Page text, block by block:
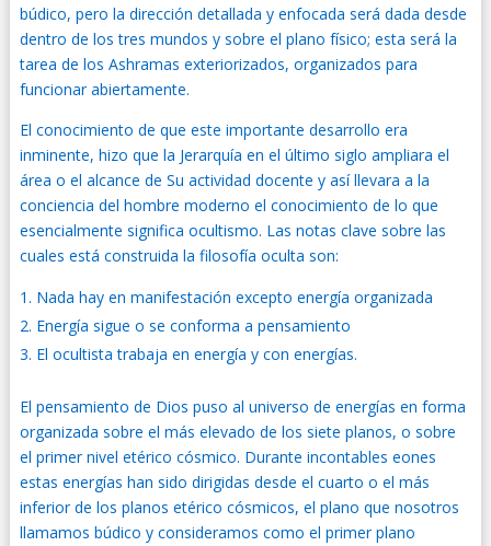
búdico, pero la dirección detallada y enfocada será dada desde
dentro de los tres mundos y sobre el plano físico; esta será la
tarea de los Ashramas exteriorizados, organizados para
funcionar abiertamente.
El conocimiento de que este importante desarrollo era
inminente, hizo que la Jerarquía en el último siglo ampliara el
área o el alcance de Su actividad docente y así llevara a la
conciencia del hombre moderno el conocimiento de lo que
esencialmente significa ocultismo. Las notas clave sobre las
cuales está construida la filosofía oculta son:
Nada hay en manifestación excepto energía organizada
Energía sigue o se conforma a pensamiento
El ocultista trabaja en energía y con energías.
El pensamiento de Dios puso al universo de energías en forma
organizada sobre el más elevado de los siete planos, o sobre
el primer nivel etérico cósmico. Durante incontables eones
estas energías han sido dirigidas desde el cuarto o el más
inferior de los planos etérico cósmicos, el plano que nosotros
llamamos búdico y consideramos como el primer plano